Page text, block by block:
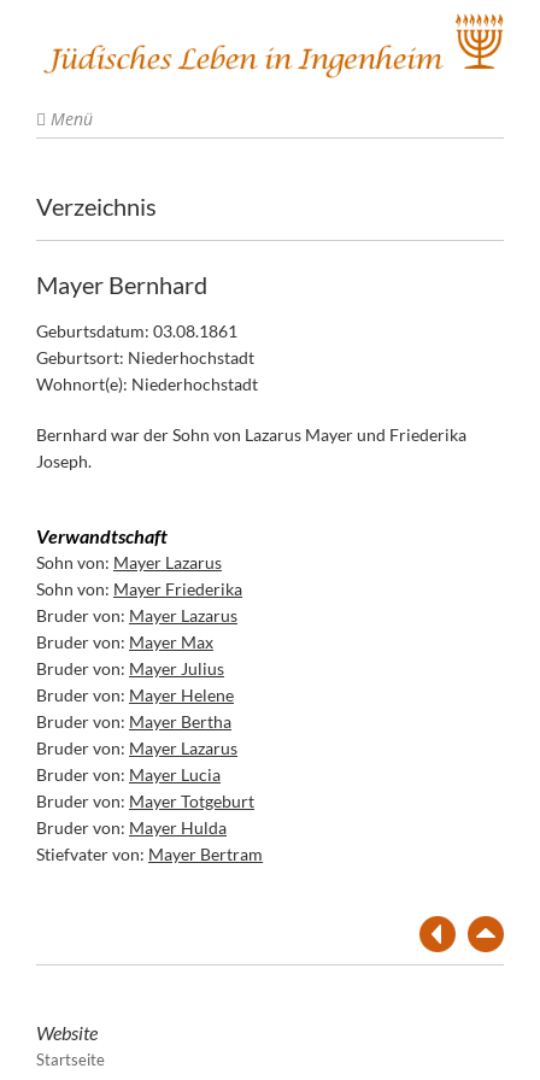
Menü
Verzeichnis
Mayer Bernhard
Geburtsdatum: 03.08.1861
Geburtsort: Niederhochstadt
Wohnort(e): Niederhochstadt
Bernhard war der Sohn von Lazarus Mayer und Friederika
Joseph.
Verwandtschaft
Sohn von: Mayer Lazarus
Sohn von: Mayer Friederika
Bruder von: Mayer Lazarus
Bruder von: Mayer Max
Bruder von: Mayer Julius
Bruder von: Mayer Helene
Bruder von: Mayer Bertha
Bruder von: Mayer Lazarus
Bruder von: Mayer Lucia
Bruder von: Mayer Totgeburt
Bruder von: Mayer Hulda
Stiefvater von: Mayer Bertram
Website
Startseite